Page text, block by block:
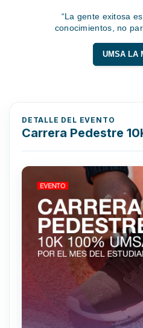
“La gente exitosa
conocimientos, no
UMSA LA
DETALLE DEL EVENTO
Carrera Pedestre